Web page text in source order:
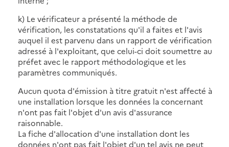
k) Le vérificateur a présenté la méthode de
vérification, les constatations qu'il a faites et l'avis
auquel il est parvenu dans un rapport de vérification
adressé à l'exploitant, que celui-ci doit soumettre au
préfet avec le rapport méthodologique et les
paramètres communiqués.
Aucun quota d'émission à titre gratuit n'est affecté à
une installation lorsque les données la concernant
n'ont pas fait l'objet d'un avis d'assurance
raisonnable.
La fiche d'allocation d'une installation dont les
données n'ont pas fait l'objet d'un tel avis ne peut